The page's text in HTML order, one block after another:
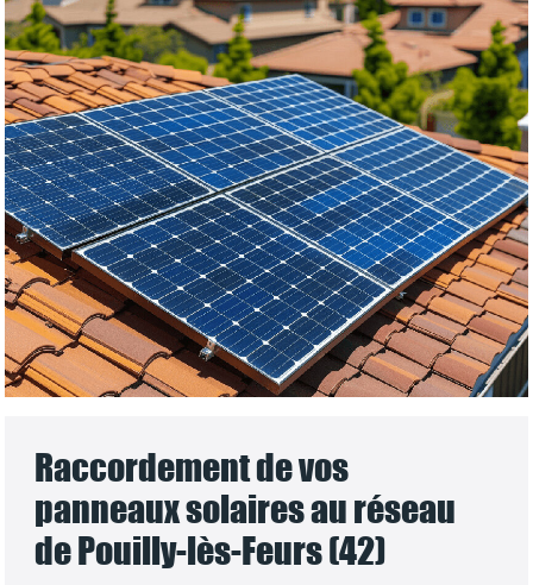
Raccordement de vos
panneaux solaires au réseau
de Pouilly-lès-Feurs (42)